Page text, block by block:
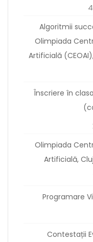
Algoritmii
Olimpiada
Artificială
Înscriere în
Olimpiada
Artificială,
Programare
Contestații